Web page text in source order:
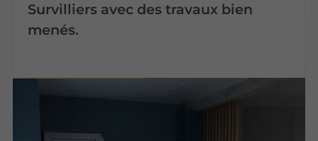
Survilliers avec des travaux bien
menés.